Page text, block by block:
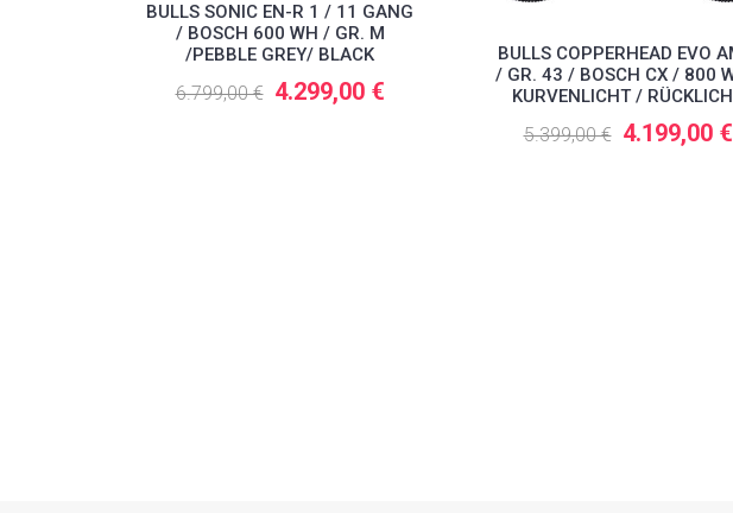
BULLS SONIC EN-R 1 / 11 GANG
/ BOSCH 600 WH / GR. M
/PEBBLE GREY/ BLACK
6.799,00 € 4.299,00 €
BULLS COPPERHEAD EVO
/ GR. 43 / BOSCH CX / 800
KURVENLICHT /
5.399,00 € 4.199,00 €